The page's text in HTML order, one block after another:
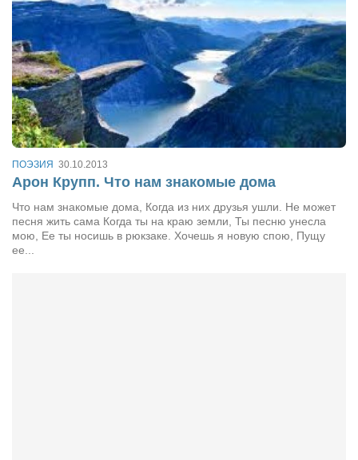
Интервью
Афиша
Афиша Киев
Афиша Сумы
О нас
ПОЭЗИЯ 30.10.2013
Арон Крупп. Что нам знакомые дома
Что нам знакомые дома, Когда из них друзья ушли. Не может
песня жить сама Когда ты на краю земли, Ты песню унесла
мою, Ее ты носишь в рюкзаке. Хочешь я новую спою, Пущу
ее...